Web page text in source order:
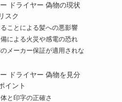
ドライヤー 偽物の現状
スク
ことによる髪への悪影響
による火災や感電の恐れ
メーカー保証が適用されな
ドライヤー 偽物を見分
イント
と印字の正確さ